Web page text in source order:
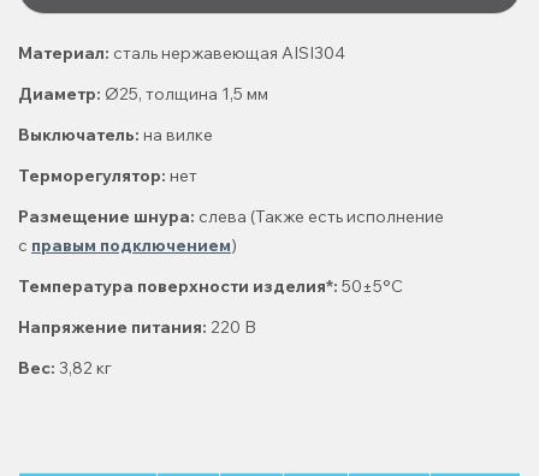
Материал: сталь нержавеющая AISI304
Диаметр: Ø25, толщина 1,5 мм
Выключатель: на вилке
Терморегулятор: нет
Размещение шнура: слева (Также есть исполнение
с правым подключением)
Температура поверхности изделия*: 50±5°C
Напряжение питания: 220 В
Вес: 3,82 кг